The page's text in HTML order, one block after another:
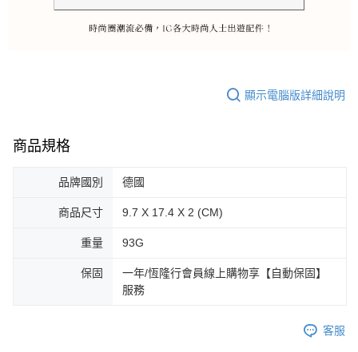
顯示電腦版詳細說明
商品規格
品牌國別 德國
商品尺寸 9.7 X 17.4 X 2 (CM)
重量 93G
保固
一年/恆隆行會員線上購物享【自動保固】
服務
客服